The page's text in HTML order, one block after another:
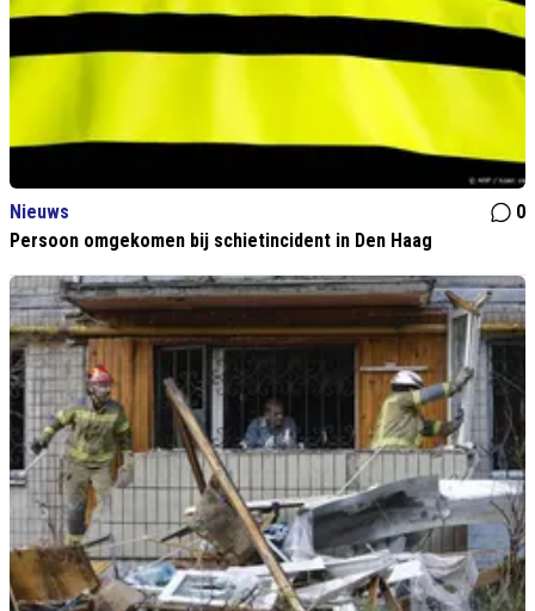
Nieuws
0
Persoon omgekomen bij schietincident in Den Haag